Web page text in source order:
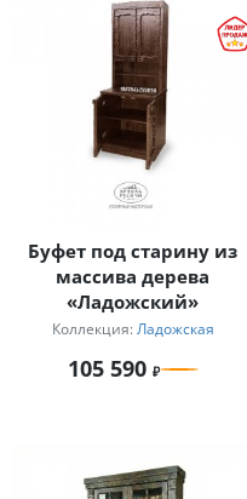
Буфет под старину из
массива дерева
«Ладожский»
Коллекция: Ладожская
105 590